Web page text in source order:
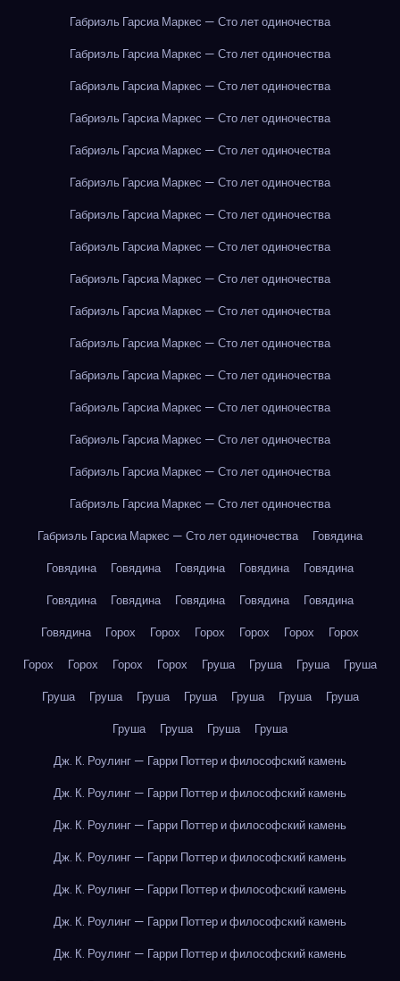
Габриэль Гарсиа Маркес — Сто лет одиночества
Габриэль Гарсиа Маркес — Сто лет одиночества
Габриэль Гарсиа Маркес — Сто лет одиночества
Габриэль Гарсиа Маркес — Сто лет одиночества
Габриэль Гарсиа Маркес — Сто лет одиночества
Габриэль Гарсиа Маркес — Сто лет одиночества
Габриэль Гарсиа Маркес — Сто лет одиночества
Габриэль Гарсиа Маркес — Сто лет одиночества
Габриэль Гарсиа Маркес — Сто лет одиночества
Габриэль Гарсиа Маркес — Сто лет одиночества
Габриэль Гарсиа Маркес — Сто лет одиночества
Габриэль Гарсиа Маркес — Сто лет одиночества
Габриэль Гарсиа Маркес — Сто лет одиночества
Габриэль Гарсиа Маркес — Сто лет одиночества
Габриэль Гарсиа Маркес — Сто лет одиночества
Габриэль Гарсиа Маркес — Сто лет одиночества
Габриэль Гарсиа Маркес — Сто лет одиночества
Говядина
Говядина
Говядина Говядина Говядина
Говядина
Говядина
Говядина Говядина Говядина
Говядина
Говядина
Горох Горох Горох Горох Горох
Горох
Горох
Горох Горох Горох Груша Груша Груша
Груша
Груша
Груша Груша Груша Груша Груша
Груша
Груша
Груша Груша
Груша
Дж. К. Роулинг — Гарри Поттер и философский камень
Дж. К. Роулинг — Гарри Поттер и философский камень
Дж. К. Роулинг — Гарри Поттер и философский камень
Дж. К. Роулинг — Гарри Поттер и философский камень
Дж. К. Роулинг — Гарри Поттер и философский камень
Дж. К. Роулинг — Гарри Поттер и философский камень
Дж. К. Роулинг — Гарри Поттер и философский камень